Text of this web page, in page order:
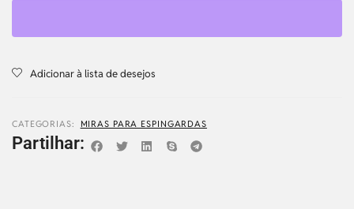
Adicionar à lista de desejos
CATEGORIAS: MIRAS PARA ESPINGARDAS
Partilhar: